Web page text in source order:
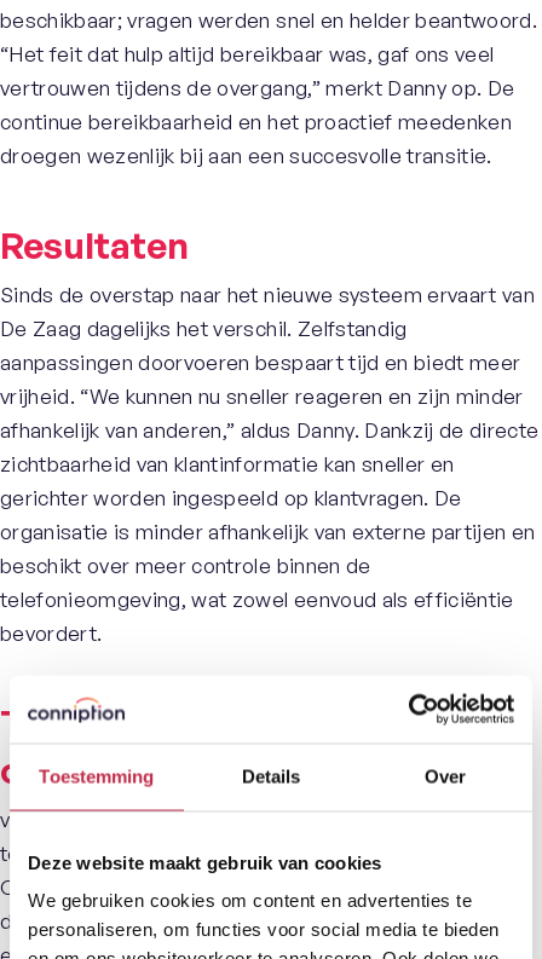
Toestemming Details Over
Deze website maakt gebruik van cookies
We gebruiken cookies om content en advertenties te
personaliseren, om functies voor social media te bieden
beschikbaar; vragen werden snel en helder beantwoord.
“Het feit dat hulp altijd bereikbaar was, gaf ons veel
vertrouwen tijdens de overgang,” merkt Danny op. De
continue bereikbaarheid en het proactief meedenken
droegen wezenlijk bij aan een succesvolle transitie.
Resultaten
Sinds de overstap naar het nieuwe systeem ervaart van
De Zaag dagelijks het verschil. Zelfstandig
aanpassingen doorvoeren bespaart tijd en biedt meer
vrijheid. “We kunnen nu sneller reageren en zijn minder
afhankelijk van anderen,” aldus Danny. Dankzij de directe
zichtbaarheid van klantinformatie kan sneller en
gerichter worden ingespeeld op klantvragen. De
organisatie is minder afhankelijk van externe partijen en
beschikt over meer controle binnen de
telefonieomgeving, wat zowel eenvoud als efficiëntie
bevordert.
Tevredenheid en
ondersteuning
van De Zaag is zeer tevreden over zowel de
telefonieoplossing als de samenwerking met Red
Cactus en Conniption. “De geboden ondersteuning is
deskundig en snel; bij vragen of onduidelijkheden wordt